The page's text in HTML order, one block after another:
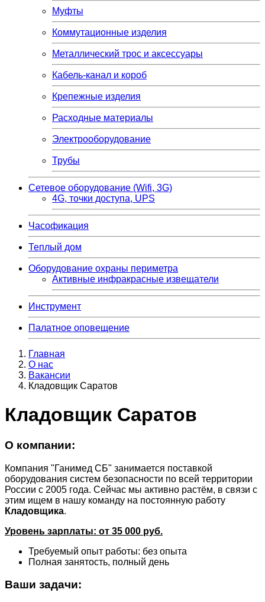
Муфты
Коммутационные изделия
Металлический трос и аксессуары
Кабель-канал и короб
Крепежные изделия
Расходные материалы
Электрооборудование
Трубы
Сетевое оборудование (Wifi, 3G)
4G, точки доступа, UPS
Часофикация
Теплый дом
Оборудование охраны периметра
Активные инфракрасные извещатели
Инструмент
Палатное оповещение
Главная
О нас
Вакансии
Кладовщик Саратов
Кладовщик Саратов
О компании:
Компания "Ганимед СБ" занимается поставкой
оборудования систем безопасности по всей территории
России с 2005 года. Сейчас мы активно растём, в связи с
этим ищем в нашу команду на постоянную работу
Кладовщика.
Уровень зарплаты: от 35 000 руб.
Требуемый опыт работы: без опыта
Полная занятость, полный день
Ваши задачи: